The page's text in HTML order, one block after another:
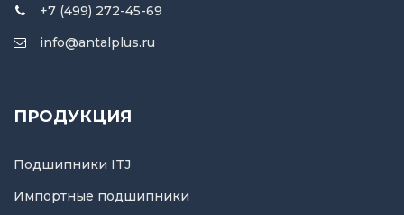
+7 (499) 272-45-69
info@antalplus.ru
ПРОДУКЦИЯ
Подшипники ITJ
Импортные подшипники